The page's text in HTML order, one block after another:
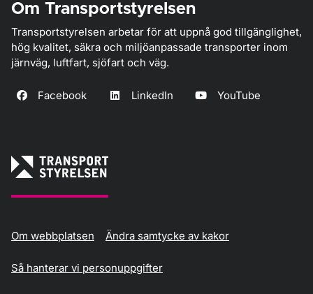
Om Transportstyrelsen
Transportstyrelsen arbetar för att uppnå god tillgänglighet,
hög kvalitet, säkra och miljöanpassade transporter inom
järnväg, luftfart, sjöfart och väg.
Facebook LinkedIn YouTube
Om webbplatsen Ändra samtycke av kakor
Så hanterar vi personuppgifter